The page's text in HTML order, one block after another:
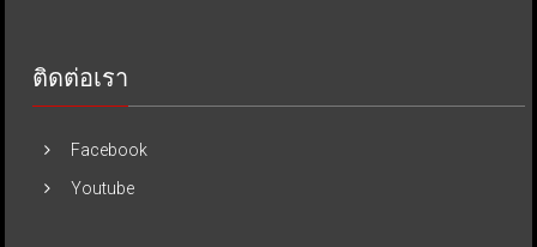
ติดต่อเรา
Facebook
Youtube